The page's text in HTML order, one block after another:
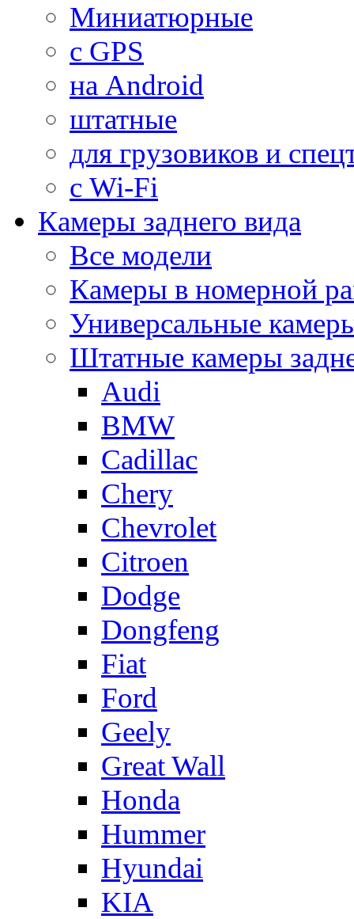
Миниатюрные
с GPS
на Android
штатные
для грузовиков и
с Wi-Fi
Камеры заднего вида
Все модели
Камеры в номерной
Универсальные
Штатные камеры
Audi
BMW
Cadillac
Chery
Chevrolet
Citroen
Dodge
Dongfeng
Fiat
Ford
Geely
Great Wall
Honda
Hummer
Hyundai
KIA